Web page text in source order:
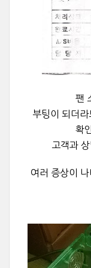
팬
부팅이 되더
확
고객과
여러 증상이